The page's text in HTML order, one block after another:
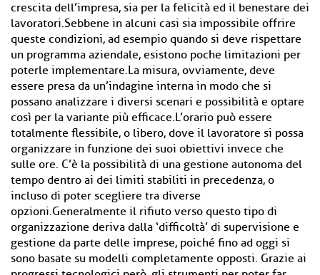
crescita dell’impresa, sia per la felicità ed il benestare dei
lavoratori.Sebbene in alcuni casi sia impossibile offrire
queste condizioni, ad esempio quando si deve rispettare
un programma aziendale, esistono poche limitazioni per
poterle implementare.La misura, ovviamente, deve
essere presa da un’indagine interna in modo che si
possano analizzare i diversi scenari e possibilità e optare
così per la variante più efficace.L’orario può essere
totalmente flessibile, o libero, dove il lavoratore si possa
organizzare in funzione dei suoi obiettivi invece che
sulle ore. C’è la possibilità di una gestione autonoma del
tempo dentro ai dei limiti stabiliti in precedenza, o
incluso di poter scegliere tra diverse
opzioni.Generalmente il rifiuto verso questo tipo di
organizzazione deriva dalla ‘difficoltà’ di supervisione e
gestione da parte delle imprese, poiché fino ad oggi si
sono basate su modelli completamente opposti. Grazie ai